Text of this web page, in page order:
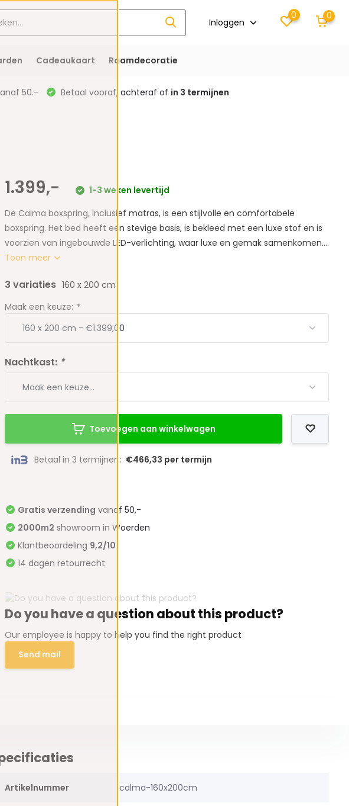
Inloggen
0 0
Cadeaukaart Raamdecoratie
50.- Betaal vooraf, achteraf of in 3 termijnen
1.399,-
1-3 weken levertijd
De Calma boxspring, inclusief matras, is een stijlvolle en comfortabele
boxspring. Het bed heeft een stevige basis, is bekleed met een luxe stof en is
voorzien van ingebouwde LED-verlichting, waar luxe en gemak samenkomen....
Toon meer
3 variaties 160 x 200 cm
Maak een keuze: *
Nachtkast: *
Toevoegen aan winkelwagen
Betaal in 3 termijnen: €466,33 per termijn
Gratis verzending vanaf 50,-
2000m2 showroom in Woerden
Klantbeoordeling 9,2/10
14 dagen retourrecht
Do you have a question about this product?
Our employee is happy to help you find the right product
Send mail
Artikelnummer calma-160x200cm